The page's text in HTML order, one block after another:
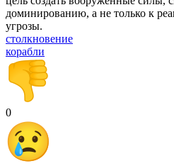
доминированию, а не только к
угрозы.
столкновение
корабли
0